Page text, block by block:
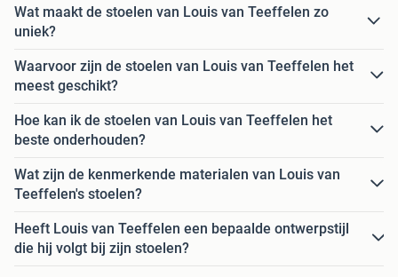
Wat maakt de stoelen van Louis van Teeffelen zo
uniek?
Waarvoor zijn de stoelen van Louis van Teeffelen het
meest geschikt?
Hoe kan ik de stoelen van Louis van Teeffelen het
beste onderhouden?
Wat zijn de kenmerkende materialen van Louis van
Teeffelen's stoelen?
Heeft Louis van Teeffelen een bepaalde ontwerpstijl
die hij volgt bij zijn stoelen?